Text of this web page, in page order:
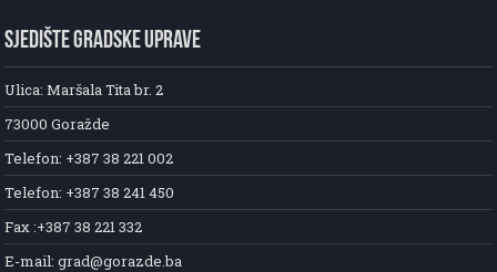
SJEDIŠTE GRADSKE UPRAVE
Ulica: Maršala Tita br. 2
73000 Goražde
Telefon: +387 38 221 002
Telefon: +387 38 241 450
Fax :+387 38 221 332
E-mail: grad@gorazde.ba